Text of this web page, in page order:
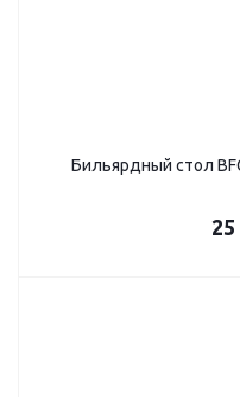
Бильярдный стол
25